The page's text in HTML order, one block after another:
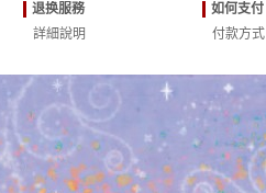
退换服務
詳細說明
如何支付
付款方式